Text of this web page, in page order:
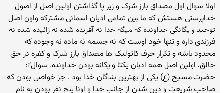
اولا سوال اول مصداق بارز شرک و زیر پا گذاشتن اولین اصل از اصول
خداپرستی هستش که ما بین تمامی ادیان اسمانی مشترکه واون اصل
توحید و یگانگی خداونده که میگه خدا نه آفریده شده نه زائیده شده نه
فرزندی داره و تنها خود اوست که نه جسمه نه ماده نه وجوده که
محدود باشه و تکرار حرف کاتولیک ها مصداق بارز شرک و کفره در حق
خالق، اولین اصل همه ادیان یکتا و یگانه بودن خداونده. سوال۲:
حضرت مسیح (ع) یکی از بهترین بندگان خدا بود . جز خواصی بودن که
صاحب شریعت و دین شدن از جانب خدا و اونا پنج نفر بودن به نام